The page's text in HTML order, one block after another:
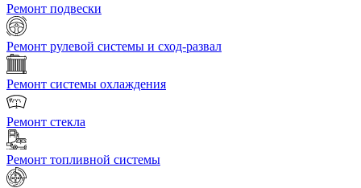
Ремонт подвески
Ремонт рулевой системы и сход-развал
Ремонт системы охлаждения
Ремонт стекла
Ремонт топливной системы